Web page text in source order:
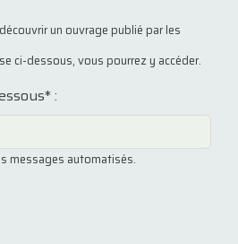
un ouvrage publié par les
ci-dessous, vous pourrez y accéder.
:
messages automatisés.